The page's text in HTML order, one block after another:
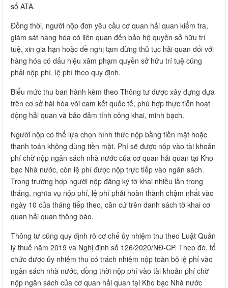
sổ ATA.
Đồng thời, người nộp đơn yêu cầu cơ quan hải quan kiểm tra,
giám sát hàng hóa có liên quan đến bảo hộ quyền sở hữu trí
tuệ, xin gia hạn hoặc đề nghị tạm dừng thủ tục hải quan đối với
hàng hóa có dấu hiệu xâm phạm quyền sở hữu trí tuệ cũng
phải nộp phí, lệ phí theo quy định.
Biểu mức thu ban hành kèm theo Thông tư được xây dựng dựa
trên cơ sở hài hòa với cam kết quốc tế, phù hợp thực tiễn hoạt
động hải quan và bảo đảm tính công khai, minh bạch.
Người nộp có thể lựa chọn hình thức nộp bằng tiền mặt hoặc
thanh toán không dùng tiền mặt. Phí sẽ được nộp vào tài khoản
phí chờ nộp ngân sách nhà nước của cơ quan hải quan tại Kho
bạc Nhà nước, còn lệ phí được nộp trực tiếp vào ngân sách.
Trong trường hợp người nộp đăng ký tờ khai nhiều lần trong
tháng, nghĩa vụ nộp phí, lệ phí phải hoàn thành chậm nhất vào
ngày 10 của tháng tiếp theo, căn cứ trên danh sách tờ khai cơ
quan hải quan thông báo.
Thông tư cũng quy định rõ cơ chế ủy nhiệm thu theo Luật Quản
lý thuế năm 2019 và Nghị định số 126/2020/NĐ-CP. Theo đó, tổ
chức được ủy nhiệm thu có trách nhiệm nộp toàn bộ lệ phí vào
ngân sách nhà nước, đồng thời nộp phí vào tài khoản phí chờ
nộp ngân sách của cơ quan hải quan tại Kho bạc Nhà nước